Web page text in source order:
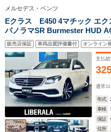
メルセデス・ベンツ
Eクラス E450 4マチック エ
パノラマSR Burmester HUD
applecarplay 純正18インチAW
電動リアゲート 黒革 メモリ付
ヒーター パフュームアトマイザ
販売店保証 車両品質評価書付 オンライン
支払
通常
年式
車検
保証
住所